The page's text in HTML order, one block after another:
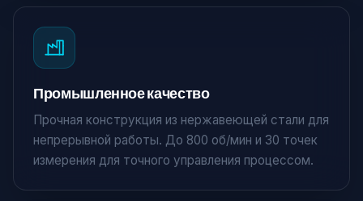
Промышленное качество
Прочная конструкция из нержавеющей стали для
непрерывной работы. До 800 об/мин и 30 точек
измерения для точного управления процессом.